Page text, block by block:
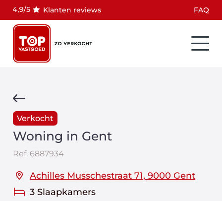
Klanten reviews FAQ
Verkocht
Woning in Gent
Ref. 6887934
Achilles Musschestraat 71, 9000 Gent
3 Slaapkamers